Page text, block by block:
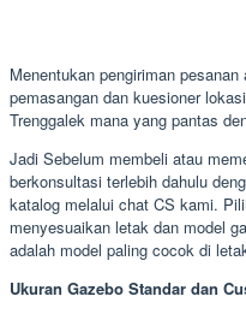
Menentukan pengiriman
pemasangan dan kuesioner
Trenggalek mana yang pantas
Jadi Sebelum membeli atau
berkonsultasi terlebih dahulu
katalog melalui chat CS kami.
menyesuaikan letak dan model
adalah model paling cocok di
Ukuran Gazebo Standar dan